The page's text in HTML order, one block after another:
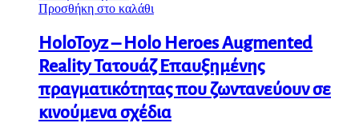
Προσθήκη στο καλάθι
HoloToyz – Holo Heroes Augmented
Reality Τατουάζ Επαυξημένης
πραγματικότητας που ζωντανεύουν σε
κινούμενα σχέδια